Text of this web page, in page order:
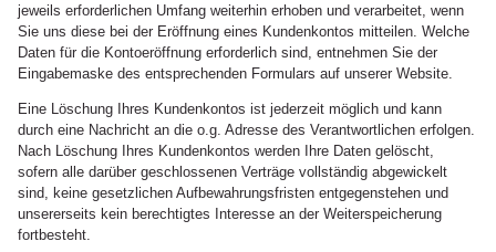
jeweils erforderlichen Umfang weiterhin erhoben und verarbeitet, wenn
Sie uns diese bei der Eröffnung eines Kundenkontos mitteilen. Welche
Daten für die Kontoeröffnung erforderlich sind, entnehmen Sie der
Eingabemaske des entsprechenden Formulars auf unserer Website.
Eine Löschung Ihres Kundenkontos ist jederzeit möglich und kann
durch eine Nachricht an die o.g. Adresse des Verantwortlichen erfolgen.
Nach Löschung Ihres Kundenkontos werden Ihre Daten gelöscht,
sofern alle darüber geschlossenen Verträge vollständig abgewickelt
sind, keine gesetzlichen Aufbewahrungsfristen entgegenstehen und
unsererseits kein berechtigtes Interesse an der Weiterspeicherung
fortbesteht.